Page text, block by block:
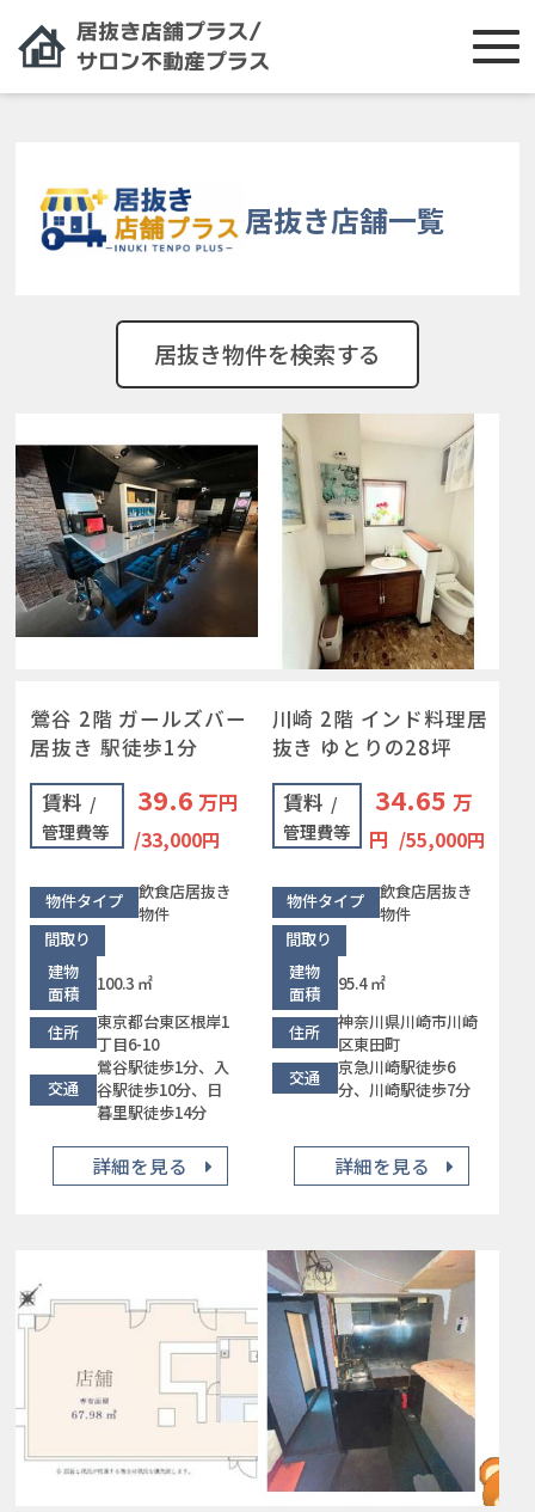
居抜き店舗一覧
居抜き物件を検索する
鶯谷 2階 ガールズバー
居抜き 駅徒歩1分
賃料 /
管理費等
39.6 万円
/33,000円
物件タイプ
飲食店居抜き
物件
間取り
建物
面積
100.3 ㎡
住所
東京都台東区根岸1
丁目6-10
交通
鶯谷駅徒歩1分、入
谷駅徒歩10分、日
暮里駅徒歩14分
詳細を見る
川崎 2階 インド料理居
抜き ゆとりの28坪
賃料 /
管理費等
34.65 万
円 /55,000円
物件タイプ
飲食店居抜き
物件
間取り
建物
面積
95.4 ㎡
住所
神奈川県川崎市川崎
区東田町
交通
京急川崎駅徒歩6
分、川崎駅徒歩7分
詳細を見る